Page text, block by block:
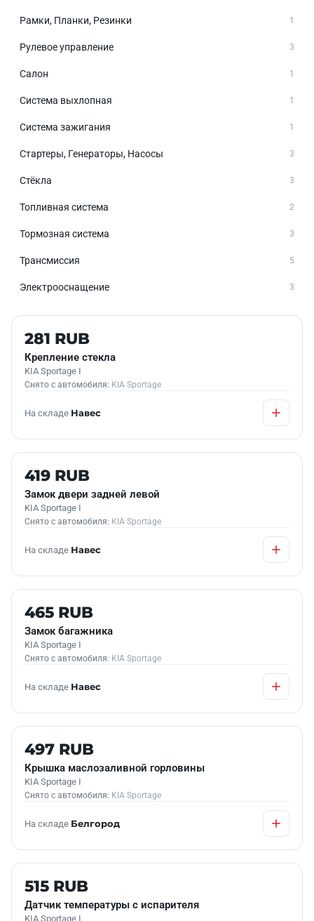
Рамки, Планки, Резинки 1
Рулевое управление 3
Салон 1
Система выхлопная 1
Система зажигания 1
Стартеры, Генераторы, Насосы 3
Стёкла 3
Топливная система 2
Тормозная система 3
Трансмиссия 5
Электрооснащение 3
Б/У В НАЛИЧИИ
281 RUB
Крепление стекла
KIA Sportage I
Снято с автомобиля: KIA Sportage
На складе Навес
Б/У В НАЛИЧИИ
419 RUB
Замок двери задней левой
KIA Sportage I
Снято с автомобиля: KIA Sportage
На складе Навес
Б/У В НАЛИЧИИ
465 RUB
Замок багажника
KIA Sportage I
Снято с автомобиля: KIA Sportage
На складе Навес
Б/У В НАЛИЧИИ
497 RUB
Крышка маслозаливной горловины
KIA Sportage I
Снято с автомобиля: KIA Sportage
На складе Белгород
Б/У В НАЛИЧИИ
515 RUB
Датчик температуры с испарителя
KIA Sportage I